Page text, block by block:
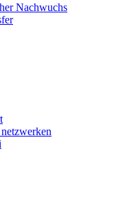
Nachwuchs